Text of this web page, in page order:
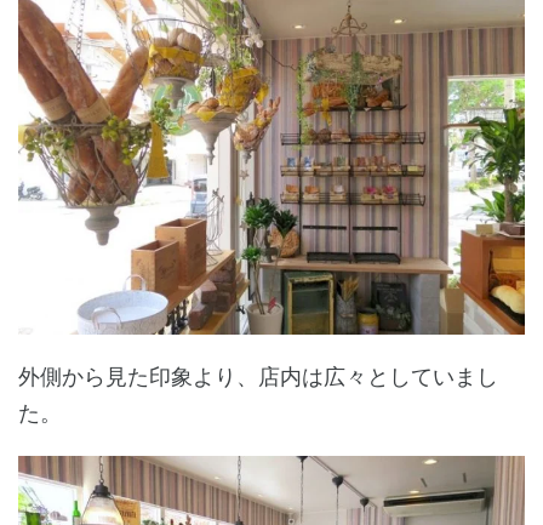
外側から見た印象より、店内は広々としていまし
た。